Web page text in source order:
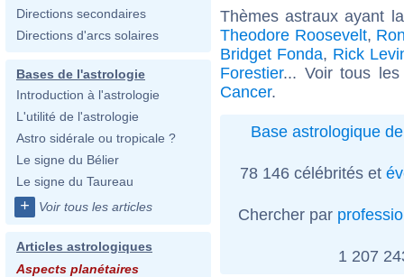
Directions secondaires
Directions d'arcs solaires
Bases de l'astrologie
Introduction à l'astrologie
L'utilité de l'astrologie
Astro sidérale ou tropicale ?
Le signe du Bélier
Le signe du Taureau
+ Voir tous les articles
Articles astrologiques
Aspects planétaires
Thèmes astraux ayant
Theodore Roosevelt,
Bridget Fonda, Rick
Forestier... Voir tous
Cancer.
Base astrologique
78 146 célébrités et
Chercher par
1 207